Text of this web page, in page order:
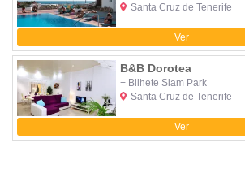
Santa Cruz de Tenerife
Ver
B&B Dorotea
+ Bilhete Siam Park
Santa Cruz de Tenerife
Ver